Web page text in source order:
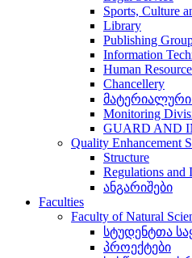
Sports, Culture
Library
Publishing
Information
Human
Chancellery
მატერიალური
Monitoring
GUARD AND
Quality Enhancement
Structure
Regulations and
ანგარიშები
Faculties
Faculty of Natural
სტუდენტთა
პროექტები